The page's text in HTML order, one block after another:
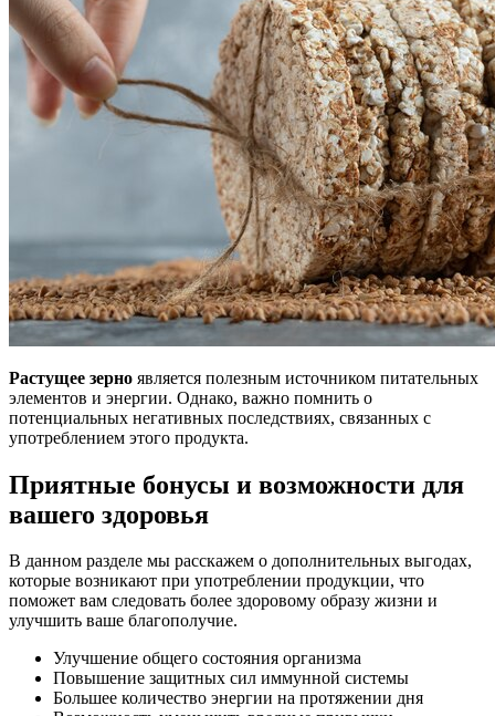
Растущее зерно является полезным источником питательных
элементов и энергии. Однако, важно помнить о
потенциальных негативных последствиях, связанных с
употреблением этого продукта.
Приятные бонусы и возможности для
вашего здоровья
В данном разделе мы расскажем о дополнительных выгодах,
которые возникают при употреблении продукции, что
поможет вам следовать более здоровому образу жизни и
улучшить ваше благополучие.
Улучшение общего состояния организма
Повышение защитных сил иммунной системы
Большее количество энергии на протяжении дня